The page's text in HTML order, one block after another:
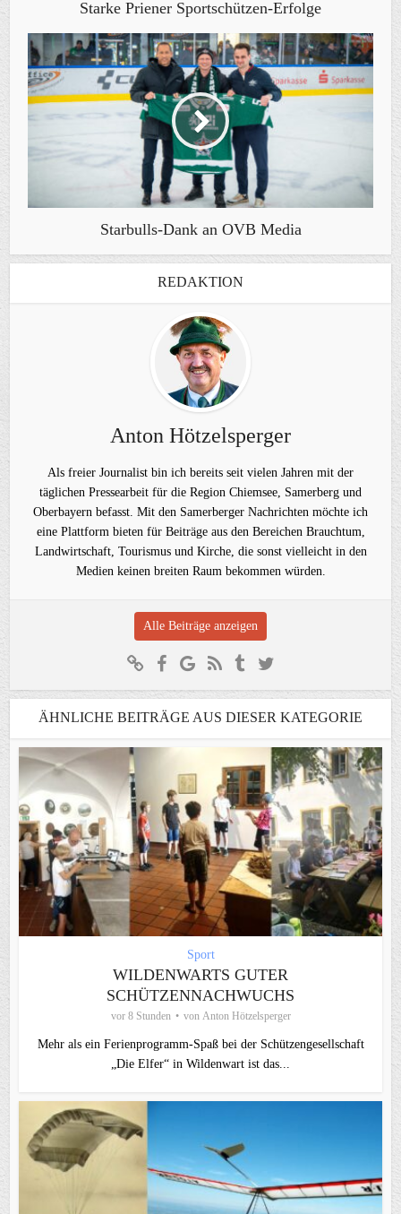
Starke Priener Sportschützen-Erfolge
Starbulls-Dank an OVB Media
REDAKTION
Anton Hötzelsperger
Als freier Journalist bin ich bereits seit vielen Jahren mit der
täglichen Pressearbeit für die Region Chiemsee, Samerberg und
Oberbayern befasst. Mit den Samerberger Nachrichten möchte ich
eine Plattform bieten für Beiträge aus den Bereichen Brauchtum,
Landwirtschaft, Tourismus und Kirche, die sonst vielleicht in den
Medien keinen breiten Raum bekommen würden.
Alle Beiträge anzeigen
ÄHNLICHE BEITRÄGE AUS DIESER KATEGORIE
Sport
WILDENWARTS GUTER
SCHÜTZENNACHWUCHS
vor 8 Stunden von Anton Hötzelsperger
Mehr als ein Ferienprogramm-Spaß bei der Schützengesellschaft
„Die Elfer“ in Wildenwart ist das...